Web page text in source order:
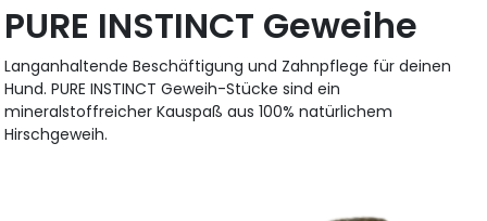
PURE INSTINCT Geweihe
Langanhaltende Beschäftigung und Zahnpflege für deinen
Hund. PURE INSTINCT Geweih-Stücke sind ein
mineralstoffreicher Kauspaß aus 100% natürlichem
Hirschgeweih.